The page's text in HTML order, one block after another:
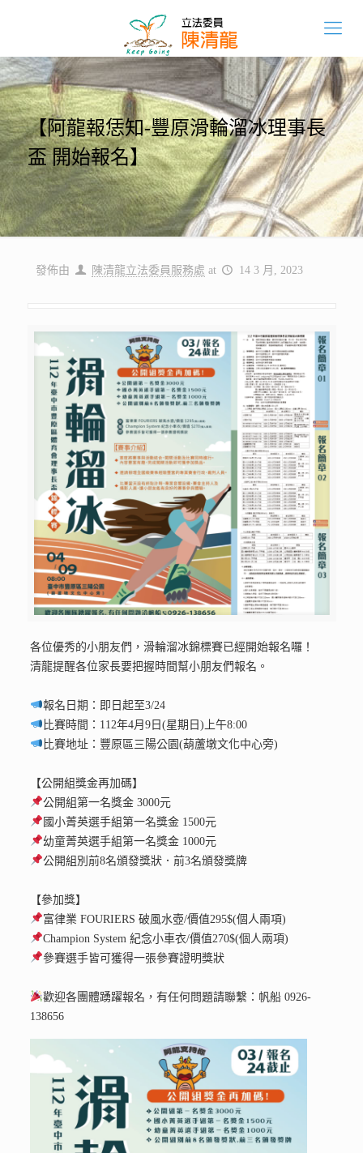
【阿龍報恁知-豐原滑輪溜冰理事長
盃 開始報名】
發佈由 陳清龍立法委員服務處 at 14 3 月, 2023
各位優秀的小朋友們，滑輪溜冰錦標賽已經開始報名囉！
清龍提醒各位家長要把握時間幫小朋友們報名。
報名日期：即日起至3/24
比賽時間：112年4月9日(星期日)上午8:00
比賽地址：豐原區三陽公園(葫蘆墩文化中心旁)
【公開組獎金再加碼】
公開組第一名獎金 3000元
國小菁英選手組第一名獎金 1500元
幼童菁英選手組第一名獎金 1000元
公開組別前8名頒發獎狀．前3名頒發獎牌
【參加獎】
富律業 FOURIERS 破風水壺/價值295$(個人兩項)
Champion System 紀念小車衣/價值270$(個人兩項)
參賽選手皆可獲得一張參賽證明獎狀
歡迎各團體踴躍報名，有任何問題請聯繫：帆船 0926-
138656